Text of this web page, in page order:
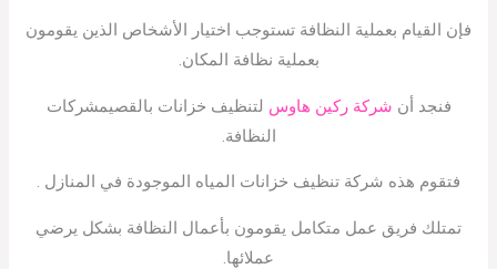
فإن القيام بعملية النظافة تستوجب اختيار الأشخاص الذين يقومون
بعملية نظافة المكان.
فنجد أن شركة ركين هاوس لتنظيف خزانات بالقصيمشركات
النظافة.
فتقوم هذه شركة تنظيف خزانات المياه الموجودة في المنازل .
تمتلك فريق عمل متكامل يقومون بأعمال النظافة بشكل يرضي
عملائها.